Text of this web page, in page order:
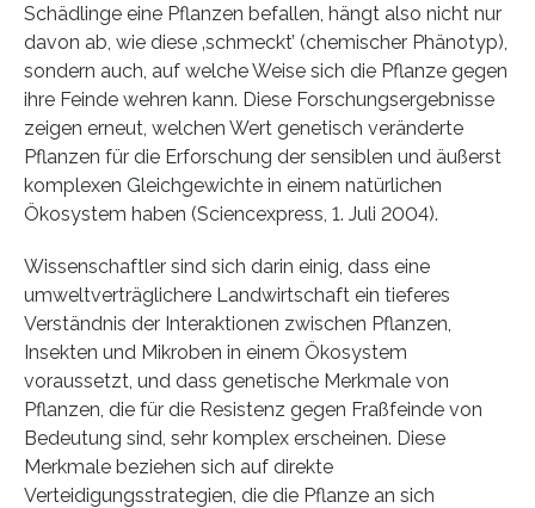
Schädlinge eine Pflanzen befallen, hängt also nicht nur
davon ab, wie diese ‚schmeckt’ (chemischer Phänotyp),
sondern auch, auf welche Weise sich die Pflanze gegen
ihre Feinde wehren kann. Diese Forschungsergebnisse
zeigen erneut, welchen Wert genetisch veränderte
Pflanzen für die Erforschung der sensiblen und äußerst
komplexen Gleichgewichte in einem natürlichen
Ökosystem haben (Sciencexpress, 1. Juli 2004).
Wissenschaftler sind sich darin einig, dass eine
umweltverträglichere Landwirtschaft ein tieferes
Verständnis der Interaktionen zwischen Pflanzen,
Insekten und Mikroben in einem Ökosystem
voraussetzt, und dass genetische Merkmale von
Pflanzen, die für die Resistenz gegen Fraßfeinde von
Bedeutung sind, sehr komplex erscheinen. Diese
Merkmale beziehen sich auf direkte
Verteidigungsstrategien, die die Pflanze an sich